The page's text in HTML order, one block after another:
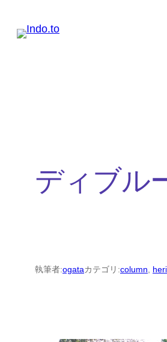
ディブル
執筆者:ogataカテゴリ:column,